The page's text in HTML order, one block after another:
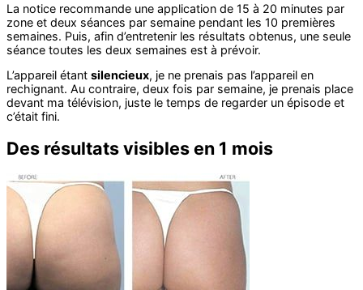
La notice recommande une application de 15 à 20 minutes par
zone et deux séances par semaine pendant les 10 premières
semaines. Puis, afin d’entretenir les résultats obtenus, une seule
séance toutes les deux semaines est à prévoir.
L’appareil étant silencieux, je ne prenais pas l’appareil en
rechignant. Au contraire, deux fois par semaine, je prenais place
devant ma télévision, juste le temps de regarder un épisode et
c’était fini.
Des résultats visibles en 1 mois